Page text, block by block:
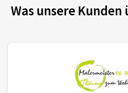
Was unsere Kunden